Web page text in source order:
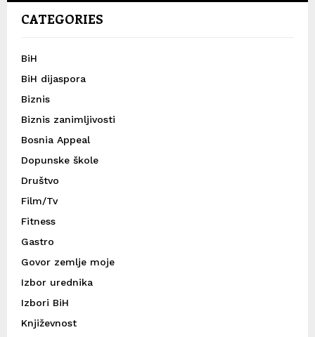
CATEGORIES
BiH
BiH dijaspora
Biznis
Biznis zanimljivosti
Bosnia Appeal
Dopunske škole
Društvo
Film/Tv
Fitness
Gastro
Govor zemlje moje
Izbor urednika
Izbori BiH
Književnost